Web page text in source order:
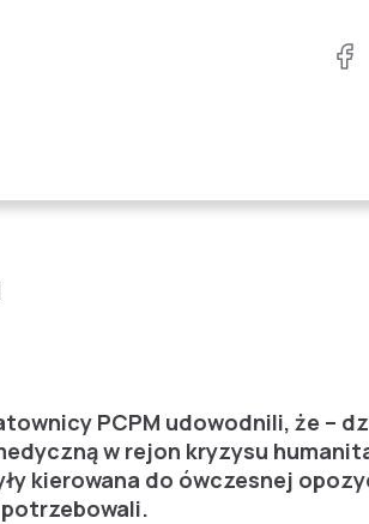
PCPM udowodnili, że –
w rejon kryzysu
kierowana do ówczesnej